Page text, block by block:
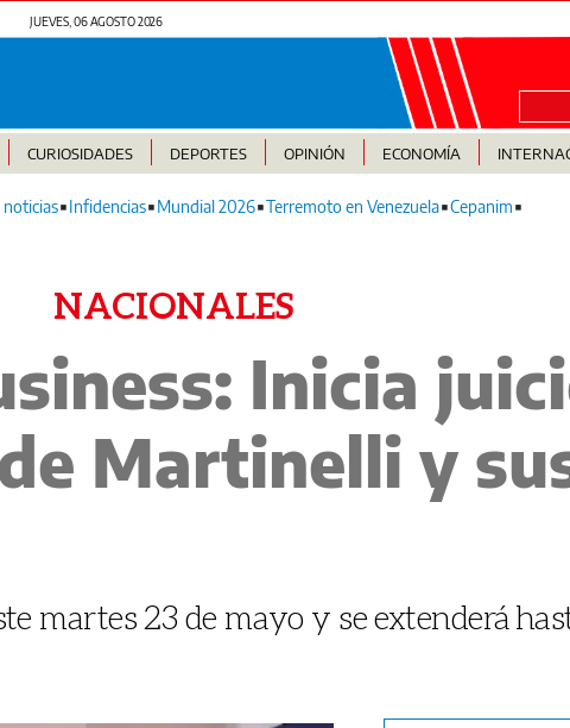
JUEVES, 06 AGOSTO 2026
CURIOSIDADES DEPORTES OPINIÓN ECONOMÍA
Infidencias Mundial 2026 Terremoto en Venezuela Cepanim
NACIONALES
Inicia
Martinelli y
martes 23 de mayo y se extenderá